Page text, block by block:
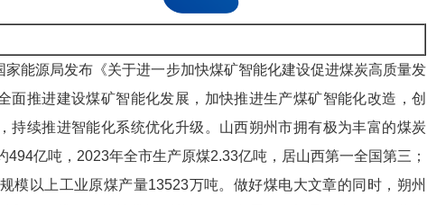
家能源局发布《关于进一步加快煤矿智能化建设促进煤炭高质量发
面推进建设煤矿智能化发展，加快推进生产煤矿智能化改造，创
持续推进智能化系统优化升级。山西朔州市拥有极为丰富的煤炭
494亿吨，2023年全市生产原煤2.33亿吨，居山西第一全国第三；
模以上工业原煤产量13523万吨。做好煤电大文章的同时，朔州